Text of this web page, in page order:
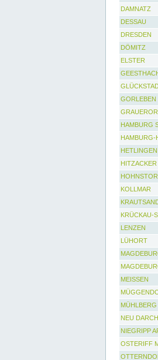
DAMNATZ
DESSAU
DRESDEN
DÖMITZ
ELSTER
GORLEBEN
HAMBURG
HAMBURG-
HETLINGEN
HITZACKER
KOLLMAR
KRÜCKAU-
LENZEN
LÜHORT
MEISSEN
MÜHLBERG
NEU
NIEGRIPP
OSTERIFF